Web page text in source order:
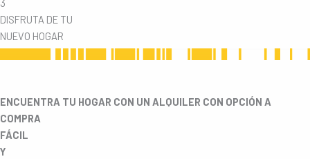
3
DISFRUTA DE TU
NUEVO HOGAR
ENCUENTRA TU HOGAR CON UN ALQUILER CON OPCIÓN A
COMPRA
FÁCIL
Y